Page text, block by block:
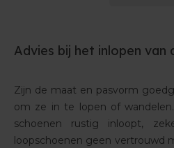
Advies bij het inlopen van
Zijn de maat en pasvorm
om ze in te lopen of
schoenen rustig inloopt,
loopschoenen geen vertrouwd